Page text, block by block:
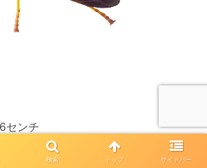
センチ
バチに近いが、スズメバチより
検索 トップ サイドバー